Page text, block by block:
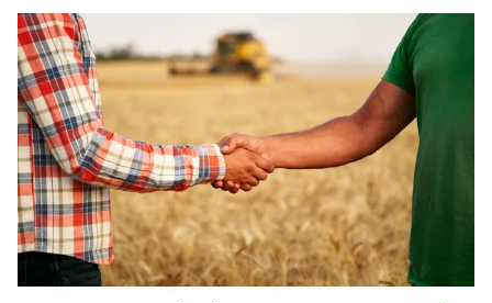
Monaten in Kraft.